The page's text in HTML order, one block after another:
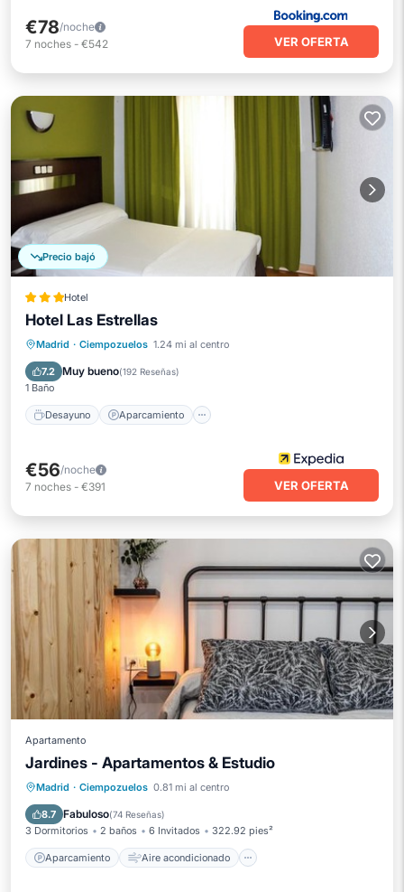
€78/noche
7 noches - €542 VER OFERTA
Precio bajó
Hotel
Hotel Las Estrellas
Madrid · Ciempozuelos 1.24 mi al centro
7.2 Muy bueno(192 Reseñas)
1 Baño
Desayuno Aparcamiento
Desayuno
Aparcamiento
Aire acondicionado
€56/noche
7 noches - €391 VER OFERTA
Apartamento
Jardines - Apartamentos & Estudio
Madrid · Ciempozuelos 0.81 mi al centro
8.7 Fabuloso(74 Reseñas)
3 Dormitorios 2 baños 6 Invitados 322.92 pies²
Aparcamiento Aire acondicionado
Aparcamiento
Aire acondicionado
Internet